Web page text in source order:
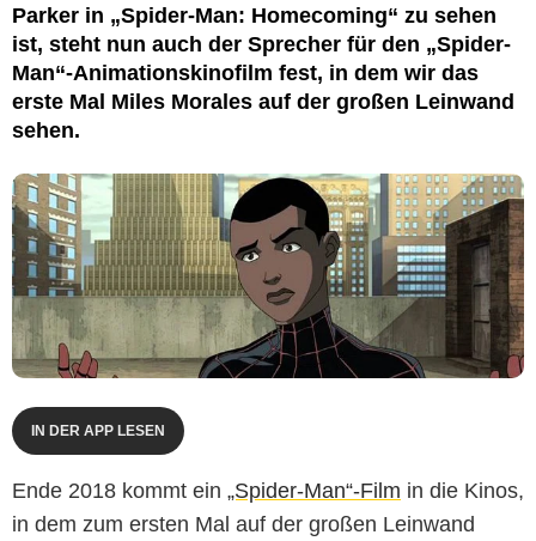
Parker in „Spider-Man: Homecoming“ zu sehen
ist, steht nun auch der Sprecher für den „Spider-
Man“-Animationskinofilm fest, in dem wir das
erste Mal Miles Morales auf der großen Leinwand
sehen.
IN DER APP LESEN
Ende 2018 kommt ein „Spider-Man“-Film in die Kinos,
in dem zum ersten Mal auf der großen Leinwand